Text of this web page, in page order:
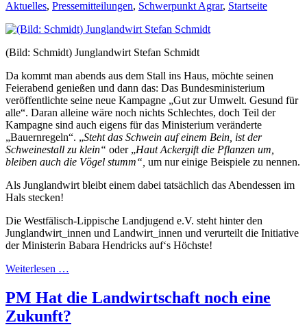
Aktuelles, Pressemitteilungen, Schwerpunkt Agrar, Startseite
(Bild: Schmidt) Junglandwirt Stefan Schmidt
Da kommt man abends aus dem Stall ins Haus, möchte seinen
Feierabend genießen und dann das: Das Bundesministerium
veröffentlichte seine neue Kampagne „Gut zur Umwelt. Gesund für
alle“. Daran alleine wäre noch nichts Schlechtes, doch Teil der
Kampagne sind auch eigens für das Ministerium veränderte
„Bauernregeln“. „Steht das Schwein auf einem Bein, ist der
Schweinestall zu klein“ oder „Haut Ackergift die Pflanzen um,
bleiben auch die Vögel stumm“, um nur einige Beispiele zu nennen.
Als Junglandwirt bleibt einem dabei tatsächlich das Abendessen im
Hals stecken!
Die Westfälisch-Lippische Landjugend e.V. steht hinter den
Junglandwirt_innen und Landwirt_innen und verurteilt die Initiative
der Ministerin Babara Hendricks auf‘s Höchste!
Weiterlesen …
PM Hat die Landwirtschaft noch eine
Zukunft?